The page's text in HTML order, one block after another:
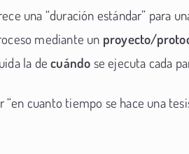
una “duración estándar” para
mediante un proyecto/
la decuándo se ejecuta cada
“en cuanto tiempo se hace una